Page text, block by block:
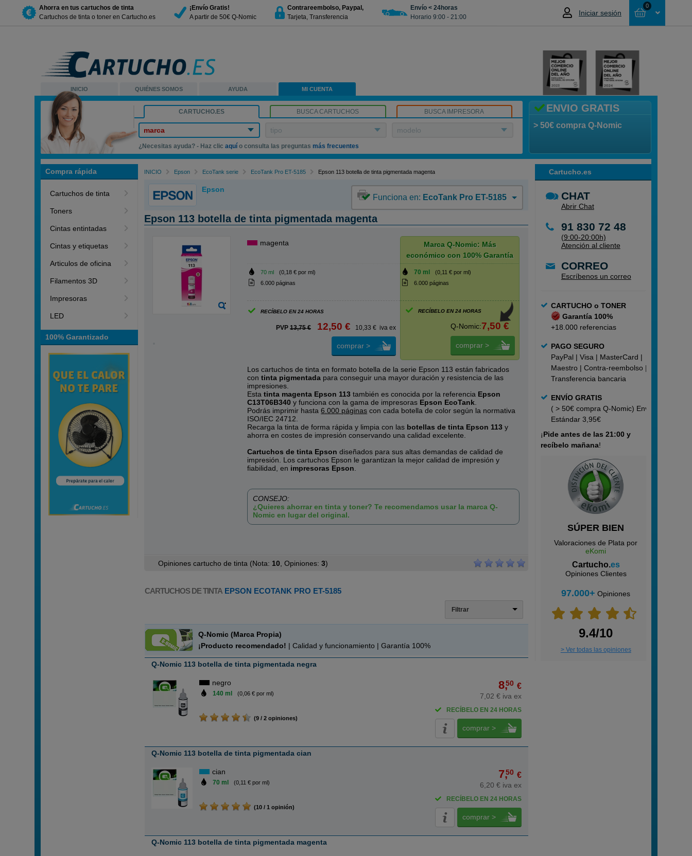
Ahorra en tus cartuchos de tinta
Cartuchos de tinta o toner en Cartucho.es
¡Envío Gratis!
A partir de 50€ Q-Nomic
Contrareembolso, Paypal,
Tarjeta, Transferencia
Envío < 24horas
Horario 9:00 - 21:00
Iniciar sesión
0
NO HAS SELECCIONADO NINGÚN
INICIO QUIÉNES SOMOS AYUDA MI CUENTA
ENVIO GRATIS
> 50€ compra Q-Nomic
CARTUCHO.ES BUSCA CARTUCHOS BUSCA IMPRESORA
marca tipo modelo
¿Necesitas ayuda? - Haz clicaquí o consulta las preguntas más frecuentes
Compra rápida
Cartuchos de tinta
Toners
Cintas entintadas
Cintas y etiquetas
Articulos de oficina
Filamentos 3D
Impresoras
LED
100% Garantizado
Cartucho.es
CHAT
Abrir Chat
91 830 72 48
(9:00-20:00h)
Atención al cliente
CORREO
Escríbenos un correo
CARTUCHO o TONER
Garantía 100%
+18.000 referencias
PAGO SEGURO
PayPal | Visa | MasterCard |
Maestro | Contra-reembolso |
Transferencia bancaria
ENVÍO GRATIS
( > 50€ compra Q-Nomic) Envío
Estándar 3,95€
¡Pide antes de las 21:00 y
recíbelo mañana!
SÚPER BIEN
Valoraciones de Plata por
eKomi
Cartucho.es
Opiniones Clientes
97.000+ Opiniones
9.4/10
> Ver todas las opiniones
INICIO Epson EcoTank serie EcoTank Pro ET-5185 Epson 113 botella de tinta pigmentada magenta
Epson
Funciona en: EcoTank Pro ET-5185
Epson 113 botella de tinta pigmentada magenta
magenta
Marca Q-Nomic: Más
económico con 100% Garantía
70 ml
(0,18 € por ml)
6.000 páginas
70 ml
(0,11 € por ml)
6.000 páginas
RECÍBELO EN 24 HORAS
PVP 13,75 € 12,50 € 10,33 € iva ex
comprar >
RECÍBELO EN 24 HORAS
Q-Nomic:7,50 €
comprar >
Los cartuchos de tinta en formato botella de la serie Epson 113 están fabricados
continta pigmentada para conseguir una mayor duración y resistencia de las
impresiones.
Estatinta magenta Epson 113 también es conocida por la referencia Epson
C13T06B340 y funciona con la gama de impresoras Epson EcoTank
Podrás imprimir hasta6.000 páginas con cada botella de color según la normativa
ISO/IEC 24712.
Recarga la tinta de forma rápida y limpia con las botellas de tinta Epson 113 y
ahorra en costes de impresión conservando una calidad excelente.
Cartuchos de tinta Epson diseñados para sus altas demandas de calidad de
impresión. Los cartuchos Epson le garantizan la mejor calidad de impresión y
fiabilidad, en impresoras Epson
CONSEJO:
¿Quieres ahorrar en tinta y toner? Te recomendamos usar la marca Q-
Nomic en lugar del original.
Opiniones cartucho de tinta (Nota: 10 , Opiniones: 3)
CARTUCHOS DE TINTA EPSON ECOTANK PRO ET-5185
Filtrar
Q-Nomic (Marca Propia)
¡Producto recomendado! | Calidad y funcionamiento | Garantía 100%
Q-Nomic 113 botella de tinta pigmentada negra
negro
140 ml (0,06 € por ml)
(9 / 2 opiniones)
8,50 €
7,02 € iva ex
RECÍBELO EN 24 HORAS
comprar >
Q-Nomic 113 botella de tinta pigmentada cian
cian
70 ml (0,11 € por ml)
(10 / 1 opinión)
7,50 €
6,20 € iva ex
RECÍBELO EN 24 HORAS
comprar >
Q-Nomic 113 botella de tinta pigmentada magenta